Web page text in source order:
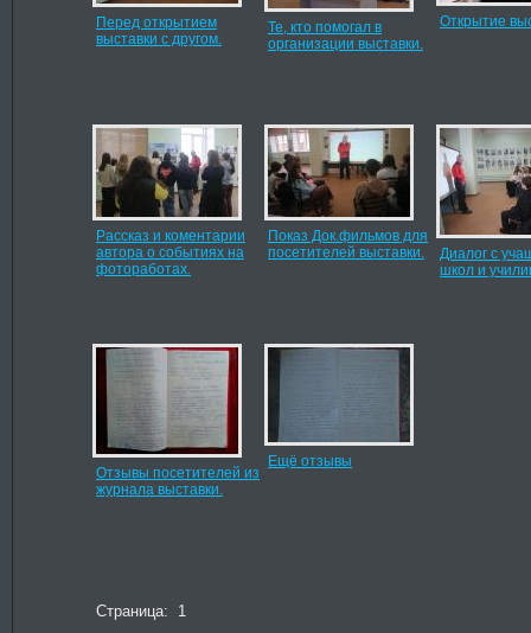
Перед открытием
выставки с другом.
Те, кто помогал в
организации выставки.
Открытие
Рассказ и коментарии
автора о событиях на
фотоработах.
Показ Док.фильмов для
посетителей выставки.
Диалог с
школ и
Отзывы посетителей из
журнала выставки.
Ещё отзывы
Страница: 1